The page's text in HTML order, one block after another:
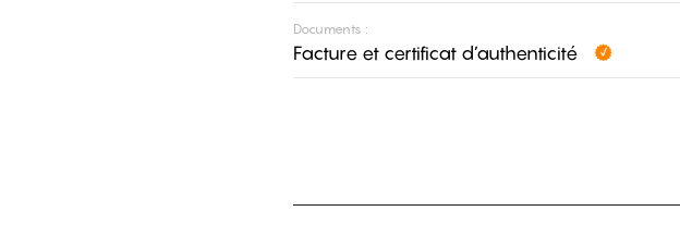
Documents :
Facture et certificat d’authenticité